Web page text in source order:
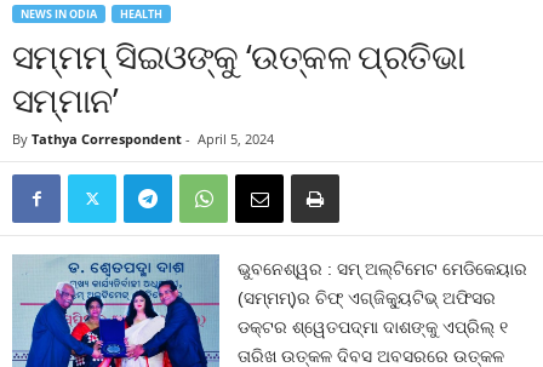
NEWS IN ODIA HEALTH
ସମ୍ମମ୍ ସିଇଓଙ୍କୁ ‘ଉତ୍କଳ ପ୍ରତିଭା
ସମ୍ମାନ’
By Tathya Correspondent - April 5, 2024
ଭୁବନେଶ୍ୱର : ସମ୍ ଅଲ୍ଟିମେଟ ମେଡିକେୟାର
(ସମ୍ମମ୍‌)ର ଚିଫ୍ ଏଗ୍‌ଜିକ୍ୟୁଟିଭ୍ ଅଫିସର
ଡକ୍ଟର ଶ୍ୱେତପଦ୍ମା ଦାଶଙ୍କୁ ଏପ୍ରିଲ୍ ୧
ତାରିଖ ଉତ୍କଳ ଦିବସ ଅବସରରେ ଉତ୍କଳ